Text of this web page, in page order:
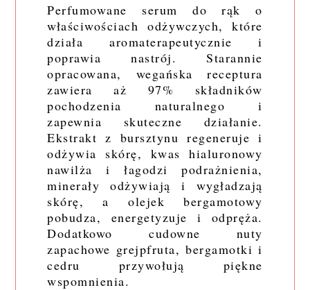
Perfumowane serum do rąk o
właściwościach odżywczych, które
działa aromaterapeutycznie i
poprawia nastrój. Starannie
opracowana, wegańska receptura
zawiera aż 97% składników
pochodzenia naturalnego i
zapewnia skuteczne działanie.
Ekstrakt z bursztynu regeneruje i
odżywia skórę, kwas hialuronowy
nawilża i łagodzi podrażnienia,
minerały odżywiają i wygładzają
skórę, a olejek bergamotowy
pobudza, energetyzuje i odpręża.
Dodatkowo cudowne nuty
zapachowe grejpfruta, bergamotki i
cedru przywołują piękne
wspomnienia.